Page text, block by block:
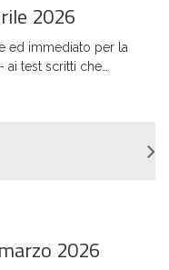
2026
ed immediato per la
ai test scritti che…
2026